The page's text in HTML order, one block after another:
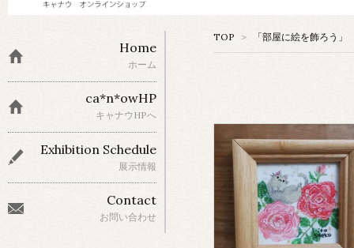
TOP > 「部屋に絵を飾ろう
Home
ホーム
ca*n*owHP
キャナウHPへ
Exhibition Schedule
展示情報
Contact
お問い合わせ